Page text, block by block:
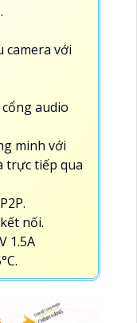
camera với
cổng audio
minh với
trực tiếp qua
nối.
1.5A